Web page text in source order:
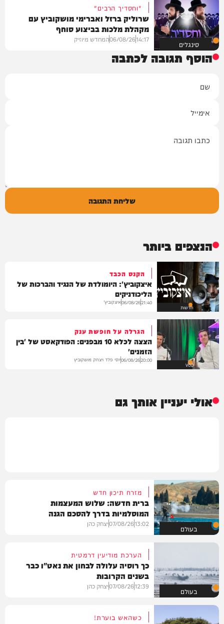
סינגלים
"וחסדיך הרבים"
שרוליק ברזל ואברימי מושקוביץ עם
מקהלת מלכות בביצוע סוחף
14:17
06/08/26המחדש מיוזיק
הוסף תגובה לכתבה
שליחת התגובה
הנצפים ביותר
חדשות
הקנס הכבד
איצקוביץ': היומולדת של הנגיד והברכות של
הליכודניקים
21:40
06/08/26איצקוביץ'
VOD
הגרלה על חופשת ענק
הצצה לכלא 10 מבפנים: הפודקאסט של 'בין
הזמנים'
20:00
06/08/26יוסי פלד ויצחק מושקוביץ
אולי יעניין אותך גם
בעולם
מזרח תיכון חדש
ברית חדשה: שלוש המעצמות
המוסלמיות בדרך להסכם הגנה
13:02
07/08/26יצחק כהן
בעולם
הערכת מודיעין דרמטית
כך רוסיה עלולה לבחון את נאט"ו כבר
בשנים הקרובות
12:39
07/08/26יצחק כהן
כשהאש בוערת!